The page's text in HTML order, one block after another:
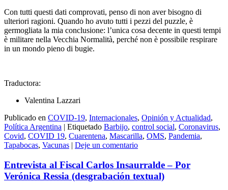
Con tutti questi dati comprovati, penso di non aver bisogno di
ulteriori ragioni. Quando ho avuto tutti i pezzi del puzzle, è
germogliata la mia conclusione: l’unica cosa decente in questi tempi
è militare nella Vecchia Normalità, perché non è possibile respirare
in un mondo pieno di bugie.
Traductora:
Valentina Lazzari
Publicado en COVID-19, Internacionales, Opinión y Actualidad,
Política Argentina | Etiquetado Barbijo, control social, Coronavirus,
Covid, COVID 19, Cuarentena, Mascarilla, OMS, Pandemia,
Tapabocas, Vacunas | Deje un comentario
Entrevista al Fiscal Carlos Insaurralde – Por
Verónica Ressia (desgrabación textual)